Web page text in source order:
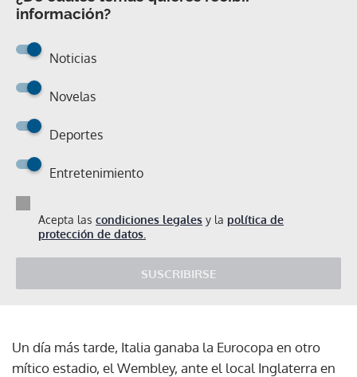
información?
Noticias
Novelas
Deportes
Entretenimiento
Acepta las condiciones legales y la política de
protección de datos.
SUSCRIBIRSE
Un día más tarde, Italia ganaba la Eurocopa en otro
mítico estadio, el Wembley, ante el local Inglaterra en